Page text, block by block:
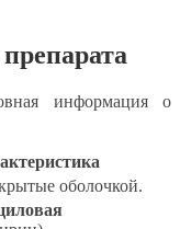
информация о
оболочкой.